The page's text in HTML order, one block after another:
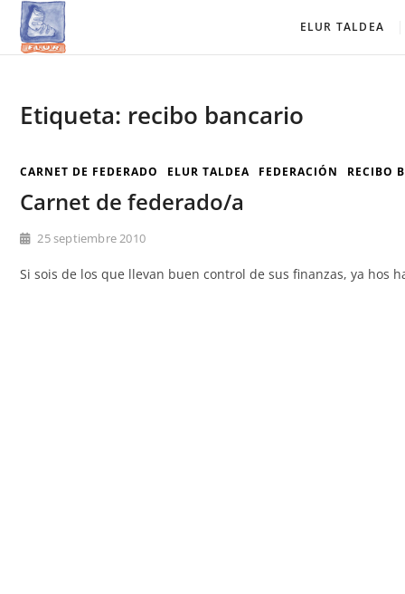
Saltar
contenido
ELUR TALDEA
Etiqueta: recibo bancario
CARNET DE FEDERADO ELUR TALDEA FEDERACIÓN RECIBO
Carnet de federado/a
25 septiembre 2010
Si sois de los que llevan buen control de sus finanzas, ya hos